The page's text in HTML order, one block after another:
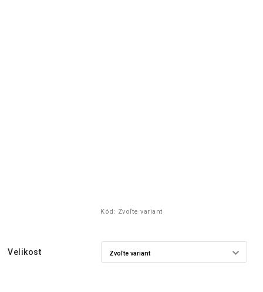
Kód: Zvoľte variant
Velikost